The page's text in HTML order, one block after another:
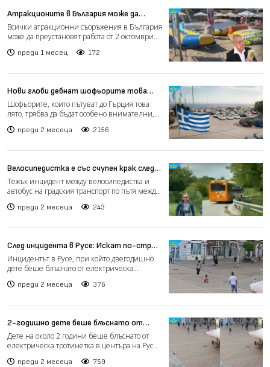
Атракционите в България може да
спрат работа заради административна
пречка (видео)
Всички атракционни съоръжения в България
може да преустановят работа от 2 октомври
преди 1 месец 172
Нови глоби дебнат шофьорите това
лято в Гърция
Шофьорите, които пътуват до Гърция това
лято, трябва да бъдат особено внимателни,
преди 2 месеца 2156
Велосипедистка е със счупен крак след
инцидент с автобус по пътя Железница
– Бистрица (видео)
Тежък инцидент между велосипедистка и
автобус на градския транспорт по пътя между
преди 2 месеца 243
След инцидента в Русе: Искат по-строг
контрол над тротинетките (видео)
Инцидентът в Русе, при който двегодишно
дете беше блъснато от електрическа
преди 2 месеца 376
2-годишно дете беше блъснато от
тротинетка в пешеходна зона в Русе
(видео)
Дете на около 2 години беше блъснато от
електрическа тротинетка в центъра на Русе.
преди 2 месеца 759